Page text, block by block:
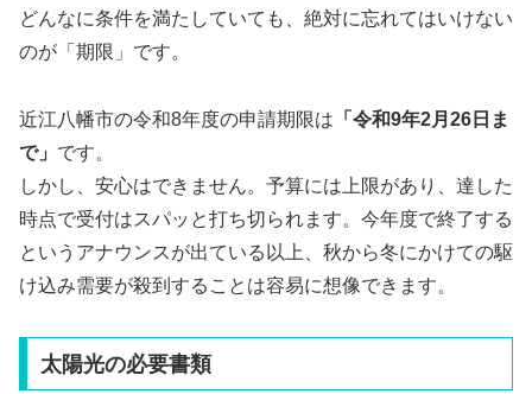
どんなに条件を満たしていても、絶対に忘れてはいけない
のが「期限」です。
近江八幡市の令和8年度の申請期限は 「令和9年2月26日ま
で」 です。
しかし、安心はできません。予算には上限があり、達した
時点で受付はスパッと打ち切られます。今年度で終了する
というアナウンスが出ている以上、秋から冬にかけての駆
け込み需要が殺到することは容易に想像できます。
太陽光の必要書類